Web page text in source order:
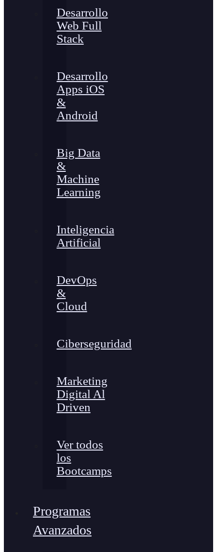
Desarrollo
Web Full
Stack
Desarrollo
Apps iOS
&
Android
Big Data
&
Machine
Learning
Inteligencia
Artificial
DevOps
&
Cloud
Ciberseguridad
Marketing
Digital Al
Driven
Ver todos
los
Bootcamps
Programas
Avanzados